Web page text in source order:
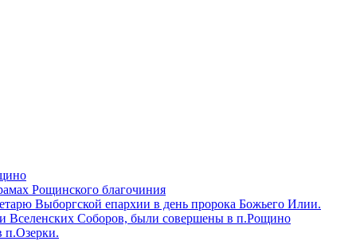
Рощинского благочиния
Выборгской епархии в день пророка Божьего Илии.
Вселенских Соборов, были совершены в п.Рощино
п.Озерки.